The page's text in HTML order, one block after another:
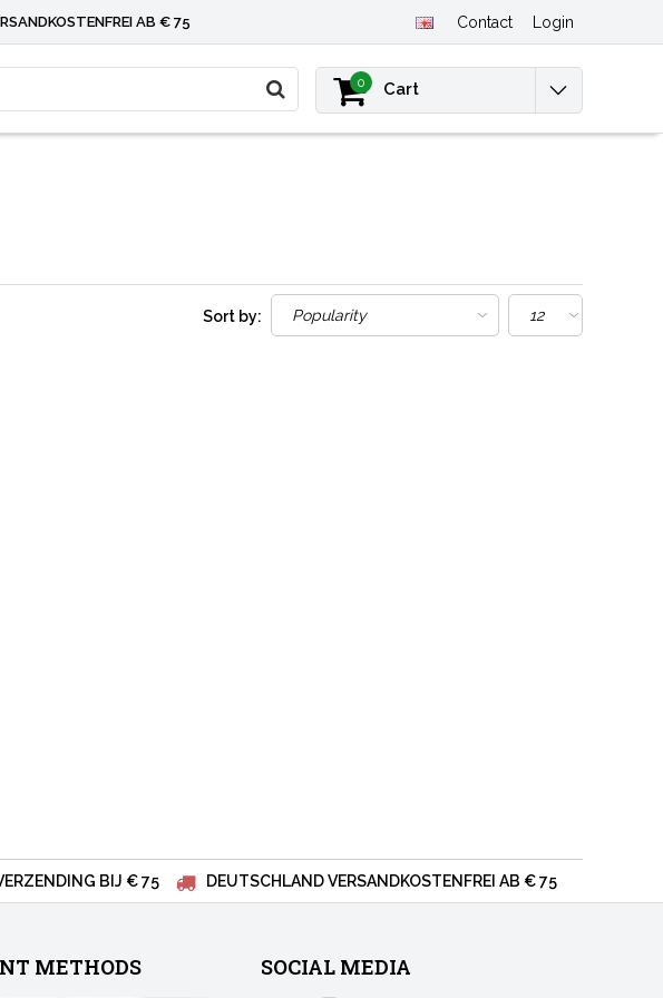
AB € 75 Contact Login
0 Cart
Sort by:
BIJ € 75 DEUTSCHLAND VERSANDKOSTENFREI AB € 75
METHODS SOCIAL MEDIA